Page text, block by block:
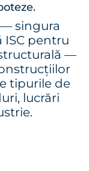
— singura
ISC pentru
—
tipurile de
lucrări